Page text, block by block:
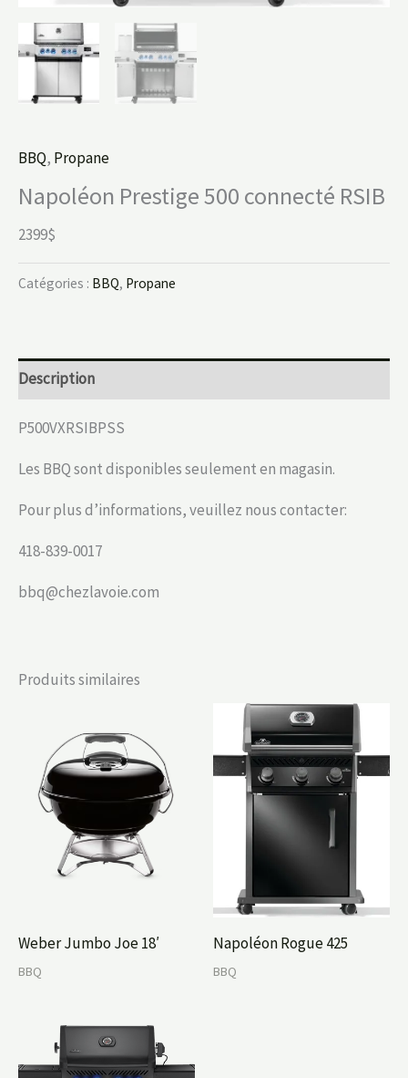
BBQ, Propane
Napoléon Prestige 500 connecté RSIB
2399$
Catégories : BBQ, Propane
Description
P500VXRSIBPSS
Les BBQ sont disponibles seulement en magasin.
Pour plus d’informations, veuillez nous contacter:
418-839-0017
bbq@chezlavoie.com
Produits similaires
Weber Jumbo Joe 18′
BBQ
Napoléon Rogue 425
BBQ